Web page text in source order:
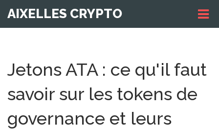
AIXELLES CRYPTO
Jetons ATA : ce qu'il faut
savoir sur les tokens de
governance et leurs